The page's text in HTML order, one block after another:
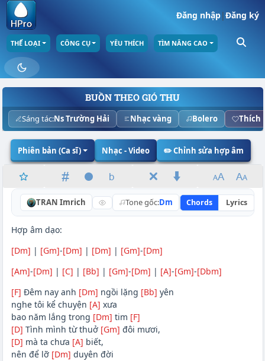
Đăng nhập|Đăng ký
THỂ LOẠI CÔNG CỤ YÊU THÍCH TÌM NÂNG CAO
BUỒN THEO GIÓ THU
Sáng tác:Ns Trường Hải Nhạc vàng Bolero Thích
Phiên bản (Ca sĩ) Nhạc - Video ✏️ Chỉnh sửa hợp âm
TRAN Imrich Tone gốc:Dm Chords Lyrics
Hợp âm dạo:
[Dm] | [Gm]-[Dm] | [Dm] | [Gm]-[Dm]
[Am]-[Dm] | [C] | [Bb] | [Gm]-[Dm] | [A]-[Gm]-[Dbm]
[F] Đêm nay anh [Dm] ngồi lặng [Bb] yên
nghe tôi kể chuyện [A] xưa
bao năm lắng trong [Dm] tim [F]
[D] Tình mình từ thuở [Gm] đôi mươi,
[D] mà ta chưa [A] biết,
nên để lỡ [Dm] duyên đời